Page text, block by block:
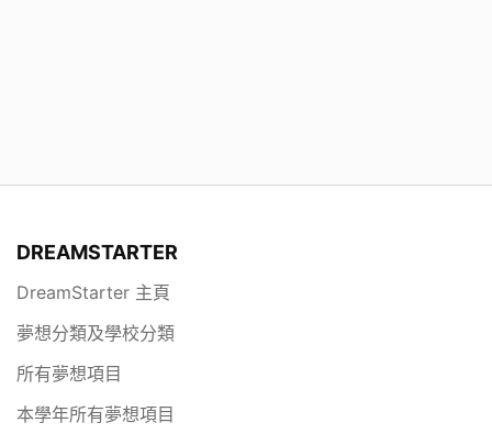
DREAMSTARTER
DreamStarter 主頁
夢想分類及學校分類
所有夢想項目
本學年所有夢想項目